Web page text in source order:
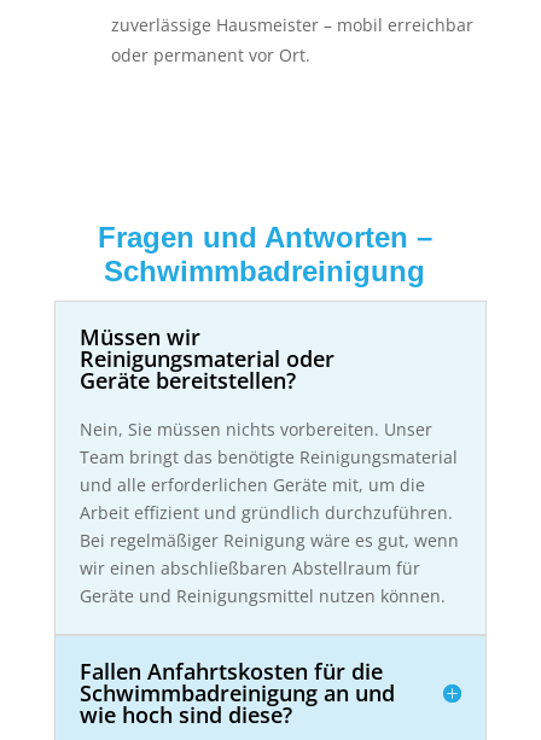
zuverlässige Hausmeister – mobil erreichbar
oder permanent vor Ort.
Fragen und Antworten –
Schwimmbadreinigung
Müssen wir
Reinigungsmaterial oder
Geräte bereitstellen?
Nein, Sie müssen nichts vorbereiten. Unser
Team bringt das benötigte Reinigungsmaterial
und alle erforderlichen Geräte mit, um die
Arbeit effizient und gründlich durchzuführen.
Bei regelmäßiger Reinigung wäre es gut, wenn
wir einen abschließbaren Abstellraum für
Geräte und Reinigungsmittel nutzen können.
Fallen Anfahrtskosten für die
Schwimmbadreinigung an und
wie hoch sind diese?